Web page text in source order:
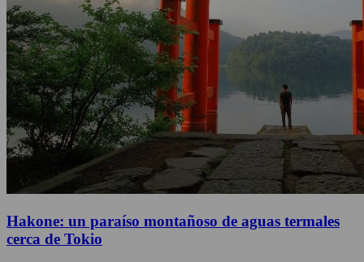
Hakone: un paraíso montañoso de aguas termales
cerca de Tokio